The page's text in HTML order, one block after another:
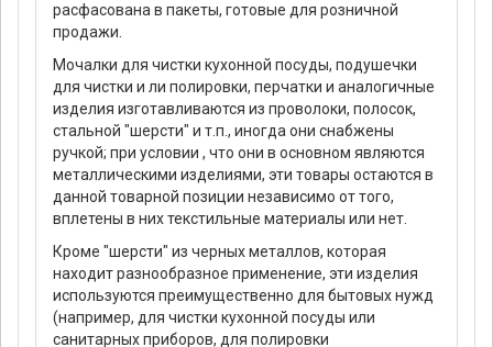
расфасована в пакеты, готовые для розничной
продажи.
Мочалки для чистки кухонной посуды, подушечки
для чистки и ли полировки, перчатки и аналогичные
изделия изготавливаются из проволоки, полосок,
стальной "шерсти" и т.п., иногда они снабжены
ручкой; при условии , что они в основном являются
металлическими изделиями, эти товары остаются в
данной товарной позиции независимо от того,
вплетены в них текстильные материалы или нет.
Кроме "шерсти" из черных металлов, которая
находит разнообразное применение, эти изделия
используются преимущественно для бытовых нужд
(например, для чистки кухонной посуды или
санитарных приборов, для полировки